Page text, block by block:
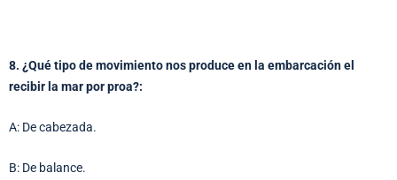
8. ¿Qué tipo de movimiento nos produce en la embarcación el
recibir la mar por proa?:
A: De cabezada.
B: De balance.